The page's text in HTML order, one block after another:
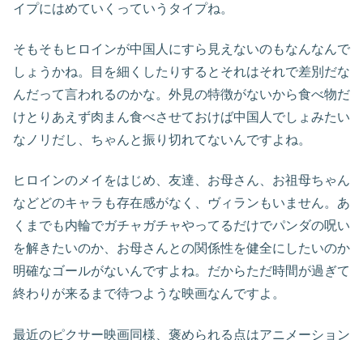
イプにはめていくっていうタイプね。
そもそもヒロインが中国人にすら見えないのもなんなんで
しょうかね。目を細くしたりするとそれはそれで差別だな
んだって言われるのかな。外見の特徴がないから食べ物だ
けとりあえず肉まん食べさせておけば中国人でしょみたい
なノリだし、ちゃんと振り切れてないんですよね。
ヒロインのメイをはじめ、友達、お母さん、お祖母ちゃん
などどのキャラも存在感がなく、ヴィランもいません。あ
くまでも内輪でガチャガチャやってるだけでパンダの呪い
を解きたいのか、お母さんとの関係性を健全にしたいのか
明確なゴールがないんですよね。だからただ時間が過ぎて
終わりが来るまで待つような映画なんですよ。
最近のピクサー映画同様、褒められる点はアニメーション